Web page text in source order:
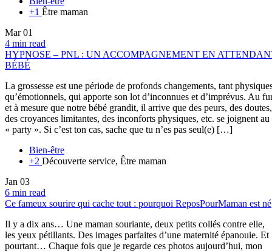
+1 Être maman
Mar 01
4 min read
HYPNOSE – PNL : UN ACCOMPAGNEMENT EN
BÉBÉ
La grossesse est une période de profonds changements, tant
qu’émotionnels, qui apporte son lot d’inconnues et d’imprévus. Au
et à mesure que notre bébé grandit, il arrive que des peurs, des doutes,
des croyances limitantes, des inconforts physiques, etc. se joignent au
« party ». Si c’est ton cas, sache que tu n’es pas seul(e) […]
Bien-être
+2 Découverte service, Être maman
Jan 03
6 min read
Ce fameux sourire qui cache tout : pourquoi ReposPourMaman est né
Il y a dix ans… Une maman souriante, deux petits collés contre elle,
les yeux pétillants. Des images parfaites d’une maternité épanouie. Et
pourtant… Chaque fois que je regarde ces photos aujourd’hui, mon